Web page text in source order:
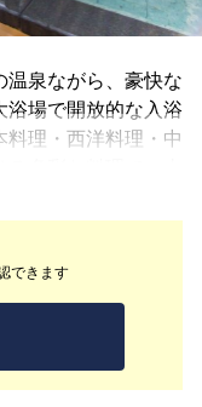
できます
温泉ながら、豪快な
場で開放的な入浴
理・西洋料理・中
多彩な料理で、山
感じる料理、清潔
かな雰囲気で心が和
向けにキッズラン
りお子様連れの方